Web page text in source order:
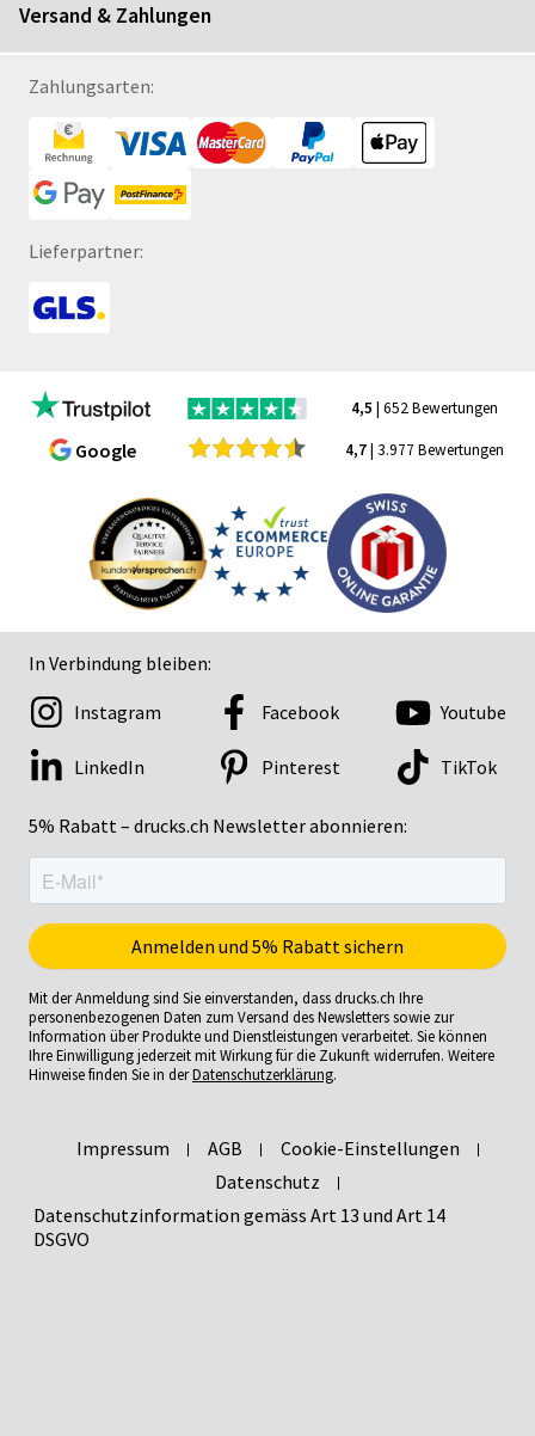
Versand & Zahlungen
Zahlungsarten:
Lieferpartner:
4,5 | 652 Bewertungen
Google 4,7| 3.977 Bewertungen
In Verbindung bleiben:
5% Rabatt – drucks.ch Newsletter abonnieren:
Instagram Facebook Youtube
LinkedIn Pinterest TikTok
Mit der Anmeldung sind Sie einverstanden, dass drucks.ch Ihre
personenbezogenen Daten zum Versand des Newsletters sowie zur
Information über Produkte und Dienstleistungen verarbeitet. Sie können
Ihre Einwilligung jederzeit mit Wirkung für die Zukunft widerrufen. Weitere
Hinweise finden Sie in derDatenschutzerklärung.
Impressum AGB
Cookie-Einstellungen
Datenschutz
Datenschutzinformation gemäss Art 13 und Art 14
DSGVO